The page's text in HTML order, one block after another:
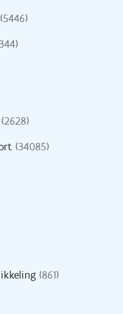
(5446)
(2628)
(34085)
(861)